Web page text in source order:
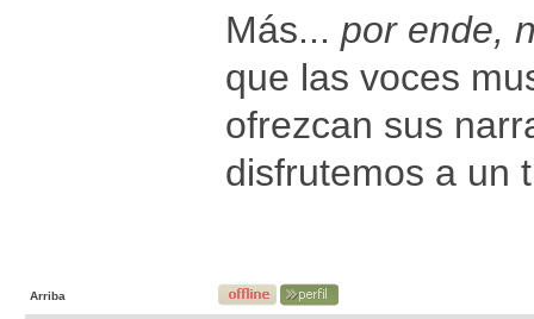
Más... por ende,
que las voces
ofrezcan sus
disfrutemos a un
Arriba